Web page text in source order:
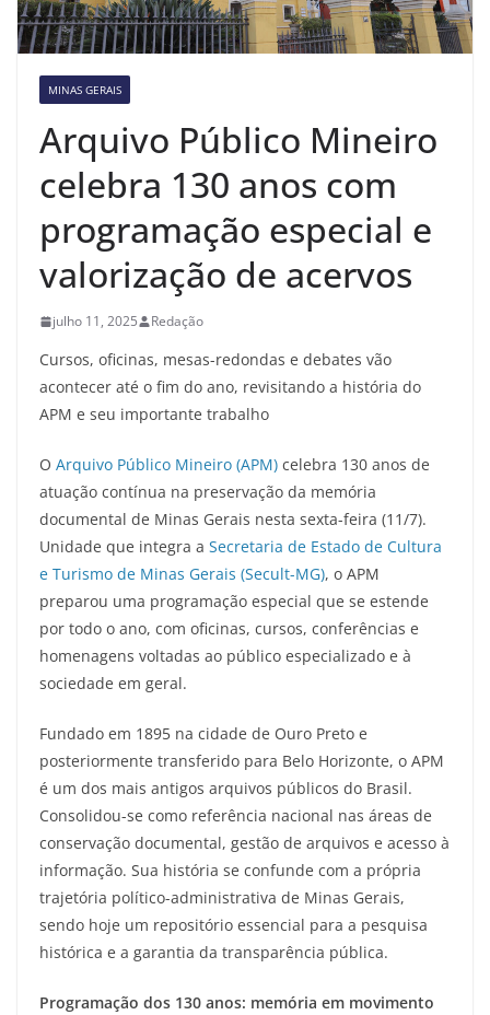
MINAS GERAIS
Arquivo Público Mineiro
celebra 130 anos com
programação especial e
valorização de acervos
julho 11, 2025 Redação
Cursos, oficinas, mesas-redondas e debates vão
acontecer até o fim do ano, revisitando a história do
APM e seu importante trabalho
O Arquivo Público Mineiro (APM) celebra 130 anos de
atuação contínua na preservação da memória
documental de Minas Gerais nesta sexta-feira (11/7).
Unidade que integra a Secretaria de Estado de Cultura
e Turismo de Minas Gerais (Secult-MG), o APM
preparou uma programação especial que se estende
por todo o ano, com oficinas, cursos, conferências e
homenagens voltadas ao público especializado e à
sociedade em geral.
Fundado em 1895 na cidade de Ouro Preto e
posteriormente transferido para Belo Horizonte, o APM
é um dos mais antigos arquivos públicos do Brasil.
Consolidou-se como referência nacional nas áreas de
conservação documental, gestão de arquivos e acesso à
informação. Sua história se confunde com a própria
trajetória político-administrativa de Minas Gerais,
sendo hoje um repositório essencial para a pesquisa
histórica e a garantia da transparência pública.
Programação dos 130 anos: memória em movimento